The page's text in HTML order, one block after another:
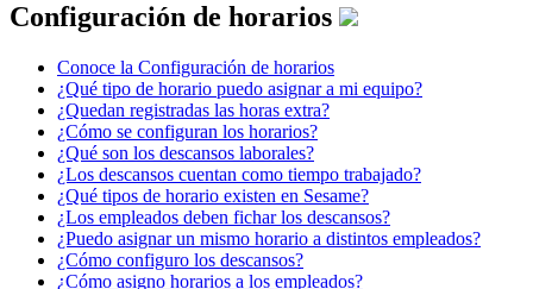
Configuración de horarios
Conoce la Configuración de horarios
¿Qué tipo de horario puedo asignar a mi equipo?
¿Quedan registradas las horas extra?
¿Cómo se configuran los horarios?
¿Qué son los descansos laborales?
¿Los descansos cuentan como tiempo trabajado?
¿Qué tipos de horario existen en Sesame?
¿Los empleados deben fichar los descansos?
¿Puedo asignar un mismo horario a distintos empleados?
¿Cómo configuro los descansos?
¿Cómo asigno horarios a los empleados?